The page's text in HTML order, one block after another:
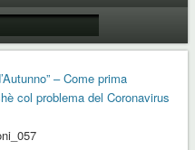
– Come prima
col problema del Coronavirus